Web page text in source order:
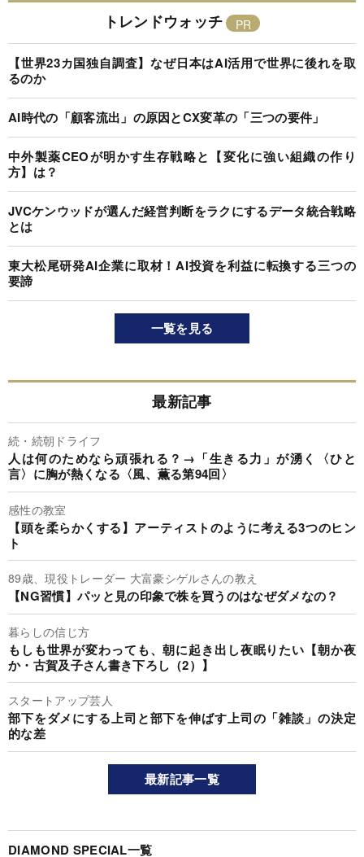
トレンドウォッチ
【世界23カ国独自調査】なぜ日本はAI活用で世界に後れを取
るのか
AI時代の「顧客流出」の原因とCX変革の「三つの要件」
中外製薬CEOが明かす生存戦略と【変化に強い組織の作り
方】は？
JVCケンウッドが選んだ経営判断をラクにするデータ統合戦略
とは
東大松尾研発AI企業に取材！AI投資を利益に転換する三つの
要諦
一覧を見る
最新記事
続・続朝ドライフ
人は何のためなら頑張れる？→「生きる力」が湧く〈ひと
言〉に胸が熱くなる〈風、薫る第94回〉
感性の教室
【頭を柔らかくする】アーティストのように考える3つのヒン
ト
89歳、現役トレーダー 大富豪シゲルさんの教え
【NG習慣】パッと見の印象で株を買うのはなぜダメなの？
暮らしの信じ方
もしも世界が変わっても、朝に起き出し夜眠りたい【朝か夜
か・古賀及子さん書き下ろし（2）】
スタートアップ芸人
部下をダメにする上司と部下を伸ばす上司の「雑談」の決定
的な差
最新記事一覧
DIAMOND SPECIAL一覧